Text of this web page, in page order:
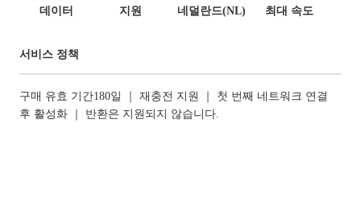
데이터
지원
네덜란드(NL)
최대 속도
서비스 정책
구매 유효 기간180일 ｜ 재충전 지원 ｜ 첫 번째 네트워크 연결
후 활성화 ｜ 반환은 지원되지 않습니다.